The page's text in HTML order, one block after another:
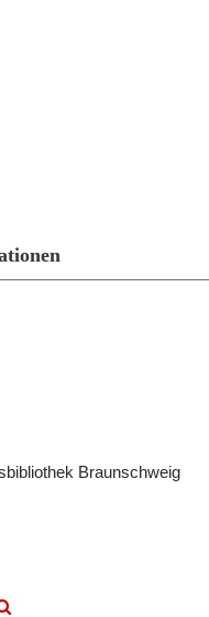
Braunschweig